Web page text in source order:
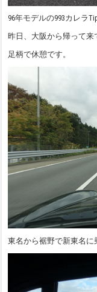
96年モデルの993カレラ
昨日、大阪から帰って来
足柄で休憩です。
東名から裾野で新東名に